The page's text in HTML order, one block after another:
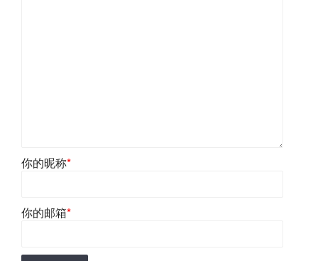
你的昵称*
你的邮箱*